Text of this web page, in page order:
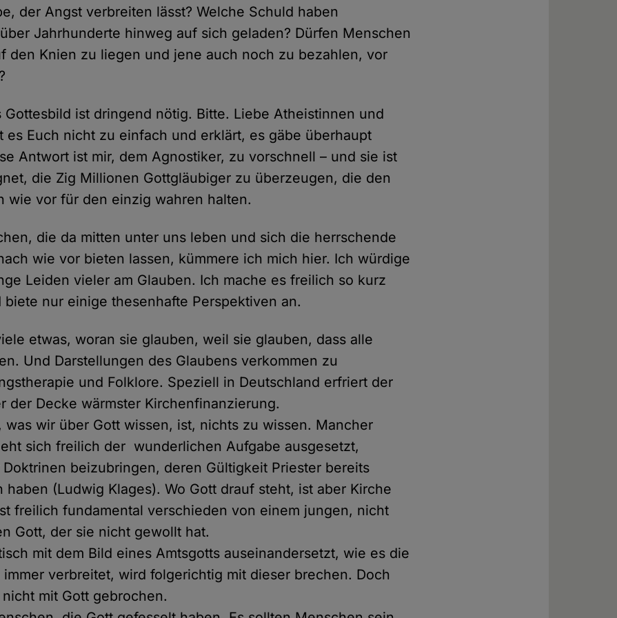
der Angst verbreiten lässt? Welche Schuld haben
Jahrhunderte hinweg auf sich geladen? Dürfen Menschen
den Knien zu liegen und jene auch noch zu bezahlen, vor
Gottesbild ist dringend nötig. Bitte. Liebe Atheistinnen und
es Euch nicht zu einfach und erklärt, es gäbe überhaupt
Antwort ist mir, dem Agnostiker, zu vorschnell – und sie ist
die Zig Millionen Gottgläubiger zu überzeugen, die den
wie vor für den einzig wahren halten.
die da mitten unter uns leben und sich die herrschende
wie vor bieten lassen, kümmere ich mich hier. Ich würdige
Leiden vieler am Glauben. Ich mache es freilich so kurz
nur einige thesenhafte Perspektiven an.
etwas, woran sie glauben, weil sie glauben, dass alle
Und Darstellungen des Glaubens verkommen zu
und Folklore. Speziell in Deutschland erfriert der
der Decke wärmster Kirchenfinanzierung.
was wir über Gott wissen, ist, nichts zu wissen. Mancher
sich freilich der wunderlichen Aufgabe ausgesetzt,
beizubringen, deren Gültigkeit Priester bereits
haben (Ludwig Klages). Wo Gott drauf steht, ist aber Kirche
freilich fundamental verschieden von einem jungen, nicht
Gott, der sie nicht gewollt hat.
mit dem Bild eines Amtsgotts auseinandersetzt, wie es die
immer verbreitet, wird folgerichtig mit dieser brechen. Doch
mit Gott gebrochen.